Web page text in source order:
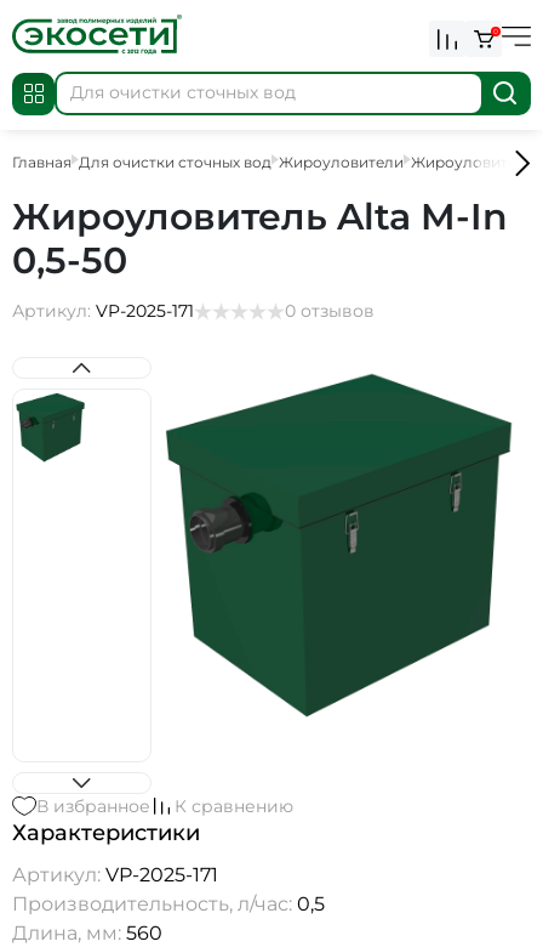
0
Главная Для очистки сточных вод Жироуловители Жироуловители
Жироуловитель Alta M-In
0,5-50
Артикул: VP-2025-171 0 отзывов
В избранное К сравнению
Характеристики
Артикул: VP-2025-171
Производительность, л/час: 0,5
Длина, мм: 560